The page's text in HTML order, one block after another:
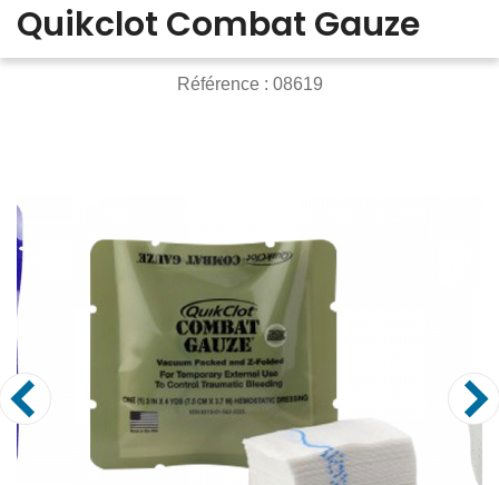
Quikclot Combat Gauze
Référence : 08619